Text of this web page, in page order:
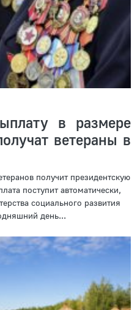
в размере
ветераны в
получит президентскую
поступит автоматически,
социального развития
день...